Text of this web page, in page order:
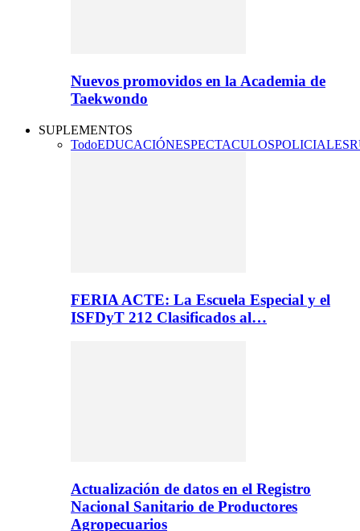
Nuevos promovidos en la Academia de
Taekwondo
SUPLEMENTOS
TodoEDUCACIÓNESPECTACULOSPOLICIALES
FERIA ACTE: La Escuela Especial y el
ISFDyT 212 Clasificados al…
Actualización de datos en el Registro
Nacional Sanitario de Productores
Agropecuarios